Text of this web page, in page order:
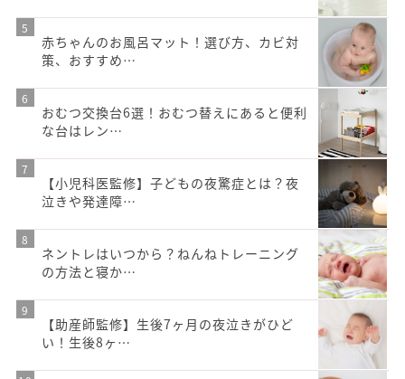
赤ちゃんのお風呂マット！選び方、カビ対
策、おすすめ…
おむつ交換台6選！おむつ替えにあると便利
な台はレン…
【小児科医監修】子どもの夜驚症とは？夜
泣きや発達障…
ネントレはいつから？ねんねトレーニング
の方法と寝か…
【助産師監修】生後7ヶ月の夜泣きがひど
い！生後8ヶ…